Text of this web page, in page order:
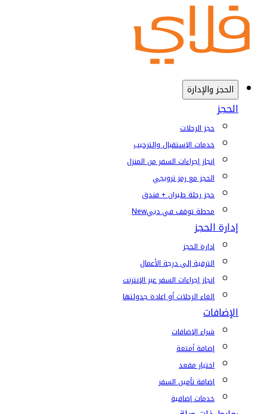
الحجز والإدارة
الحجز
حجز الرحلات
خدمات الإستقبال والترحيب
إنجاز إجراءات السفر من المنزل
الحجز مع رمز ترويجي
حجز رحلة طيران + فندق
محطة توقف في دبيNew
إدارة الحجز
إدارة الحجز
الترقية إلى درجة الأعمال
إنجاز إجراءات السفر عبر الإنترنت
إلغاء الرحلات أو إعادة جدولتها
الإضافات
شراء الإضافات
إضافة أمتعة
اختيار مقعد
إضافة تأمين السفر
خدمات إضافية